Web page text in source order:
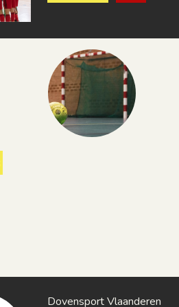
Dovensport Vlaanderen